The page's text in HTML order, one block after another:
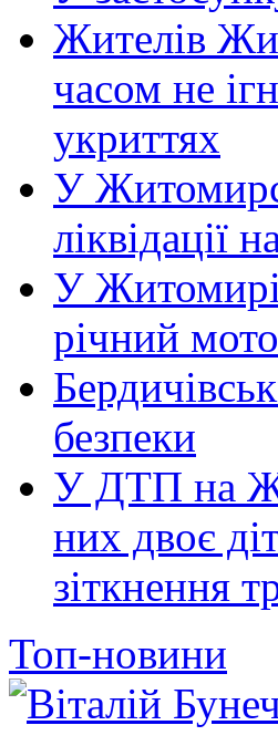
Жителів
часом не
укриттях
У
ліквідації
У Житомирі
річний
безпеки
У ДТП на
них двоє
зіткнення
Топ-новини